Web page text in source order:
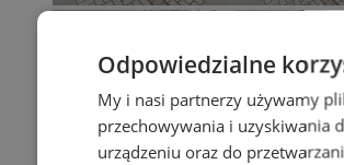
Odpowiedzialne
My i nasi partnerzy używamy
przechowywania i uzyskiwania
urządzeniu oraz do